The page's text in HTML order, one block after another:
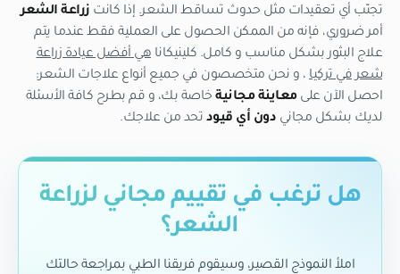
تجنّب أي تعقيدات مثل حدوث تساقط الشعر. إذا كانت زراعة الشعر
أمر ضروري، فإنه من الممكن الحصول على العملية فقط عندما يتم
علاج البثور بشكل مناسب و كامل. كلينيكانا هي أفضل عيادة زراعة
شعر في تركيا ، و نحن متخصصون في جميع أنواع علاجات الشعر:
احصل الآن علىمعاينة مجانية خاصة بك، و قم بطرح كافة الأسئلة
لديك بشكل مجاني دون أي قيود تحد من علاجك.
هل ترغب في تقييم مجاني لزراعة
الشعر؟
املأ النموذج القصير، وسيقوم فريقنا الطبي بمراجعة حالتك